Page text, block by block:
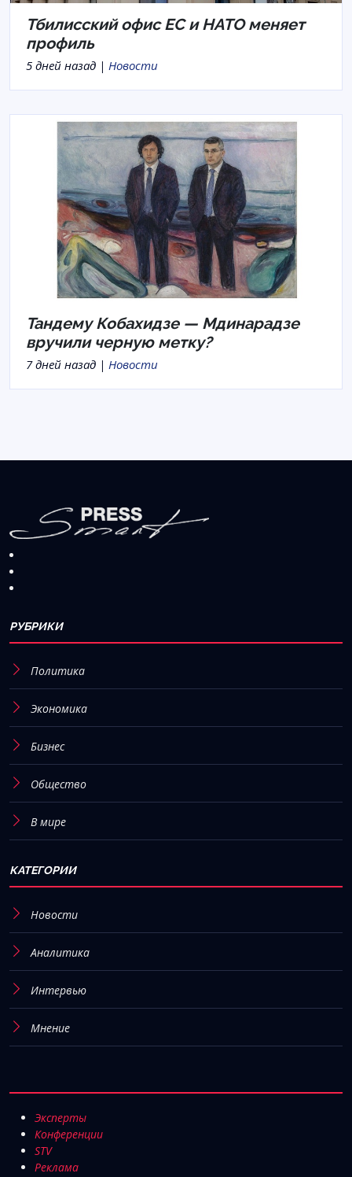
Тбилисский офис ЕС и НАТО меняет
профиль
5 дней назад | Новости
Тандему Кобахидзе — Мдинарадзе
вручили черную метку?
7 дней назад | Новости
РУБРИКИ
Политика
Экономика
Бизнес
Общество
В мире
КАТЕГОРИИ
Новости
Аналитика
Интервью
Мнение
Эксперты
Конференции
STV
Реклама